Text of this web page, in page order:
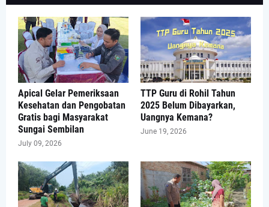
Apical Gelar Pemeriksaan
Kesehatan dan Pengobatan
Gratis bagi Masyarakat
Sungai Sembilan
July 09, 2026
TTP Guru di Rohil Tahun
2025 Belum Dibayarkan,
Uangnya Kemana?
June 19, 2026